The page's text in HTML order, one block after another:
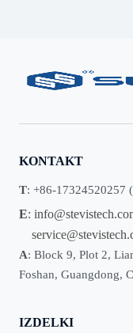
KONTAKT
T: +86-17324520257
E:
A: Block 9, Plot 2,
Foshan, Guangdong,
IZDELKI